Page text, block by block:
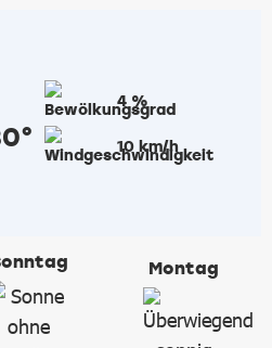
4 %
10 km/h
Montag